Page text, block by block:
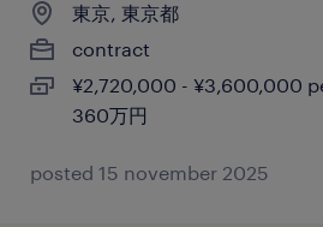
東京, 東京都
contract
¥2,720,000 - ¥3,600,000
360万円
posted 15 november 2025